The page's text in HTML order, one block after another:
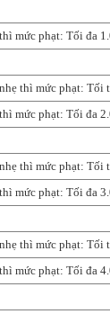
mức phạt: Tối đa
thì mức phạt: Tối
mức phạt: Tối đa
thì mức phạt: Tối
mức phạt: Tối đa
thì mức phạt: Tối
mức phạt: Tối đa